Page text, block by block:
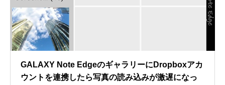
GALAXY Note EdgeのギャラリーにDropboxアカ
ウントを連携したら写真の読み込みが激遅になっ